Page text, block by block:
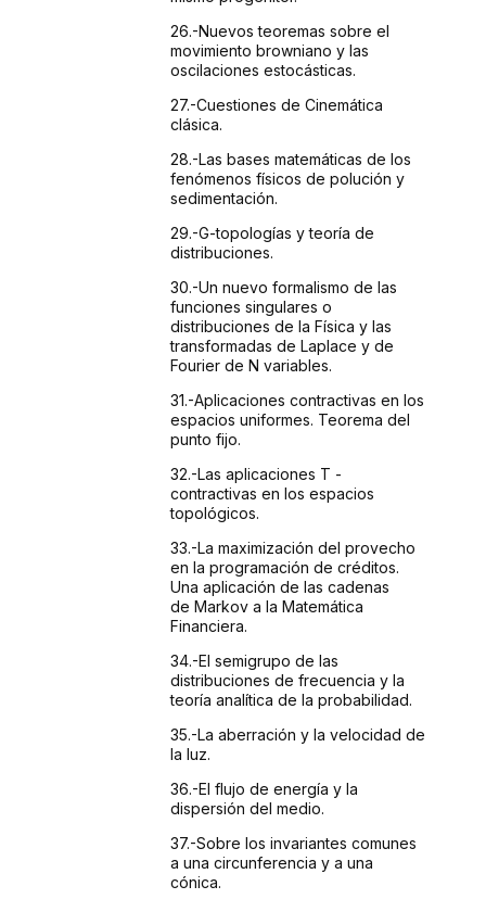
26.-Nuevosteoremas sobre el
movimiento browniano y las
oscilaciones estocásticas.
27.-Cuestiones de Cinemática
clásica.
28.-Las bases matemáticas de los
fenómenos físicos de polución y
sedimentación.
29.-G-topologías y teoría de
distribuciones.
30.-Un nuevo formalismo de las
funciones singulares o
distribuciones de la Física y las
transformadas de Laplace y de
Fourier de N variables.
31.-Aplicaciones contractivas en los
espacios uniformes. Teorema del
punto fijo.
32.-Las aplicaciones T -
contractivas en los espacios
topológicos.
33.-La maximización del provecho
en la programación de créditos.
Una aplicación de las cadenas
de Markov a la Matemática
Financiera.
34.-El semigrupo de las
distribuciones de frecuencia y la
teoría analítica de la probabilidad.
35.-La aberración y la velocidad de
la luz.
36.-El flujo de energía y la
dispersión del medio.
37.-Sobre los invariantes comunes
a una circunferencia y a una
cónica.